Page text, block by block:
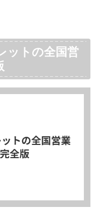
ットの全国営